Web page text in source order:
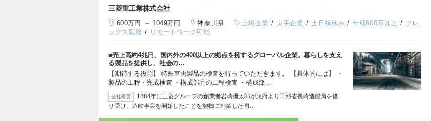
三菱重工業株式会社
600万円 ～ 1049万円 神奈川県 上場企業 大手企業 土日祝休み 年収600万以上
フレ
ックス勤務
リモートワーク可能
■売上高約4兆円、国内外の400以上の拠点を擁するグローバル企業。暮らしを支え
る製品を提供し、社会の…
【期待する役割】 特殊車両製品の検査を行っていただきます。 【具体的には】 ・
製品の工程・完成検査 ・構成部品の工程検査 ・構成部…
会社概要
1884年に三菱グループの創業者岩崎彌太郎が政府より工部省長崎造船局を借
り受け、造船事業を開始したことを契機に創業した同…